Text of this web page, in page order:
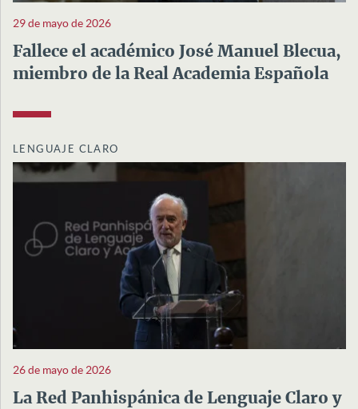
29 de mayo de 2026
Fallece el académico José Manuel Blecua,
miembro de la Real Academia Española
LENGUAJE CLARO
26 de mayo de 2026
La Red Panhispánica de Lenguaje Claro y